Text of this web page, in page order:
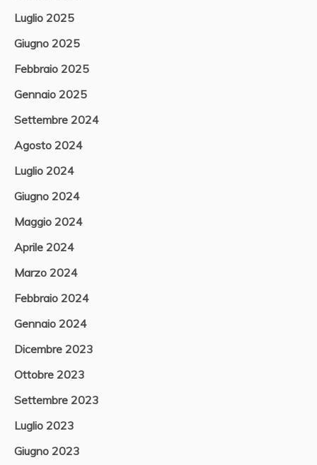
Luglio 2025
Giugno 2025
Febbraio 2025
Gennaio 2025
Settembre 2024
Agosto 2024
Luglio 2024
Giugno 2024
Maggio 2024
Aprile 2024
Marzo 2024
Febbraio 2024
Gennaio 2024
Dicembre 2023
Ottobre 2023
Settembre 2023
Luglio 2023
Giugno 2023